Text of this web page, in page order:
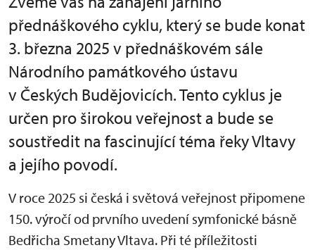
přednáškového cyklu, který se bude konat
3. března 2025 v přednáškovém sále
Národního památkového ústavu
v Českých Budějovicích. Tento cyklus je
určen pro širokou veřejnost a bude se
soustředit na fascinující téma řeky Vltavy
a jejího povodí.
V roce 2025 si česká i světová veřejnost připomene
150. výročí od prvního uvedení symfonické básně
Bedřicha Smetany Vltava. Při té příležitosti